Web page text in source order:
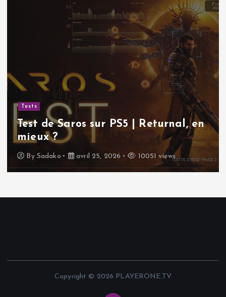
Tests
Test de Saros sur PS5 | Returnal, en
mieux ?
By Sadako avril 25, 2026 10051 views
Copyright © 2026 PLAYERONE.TV